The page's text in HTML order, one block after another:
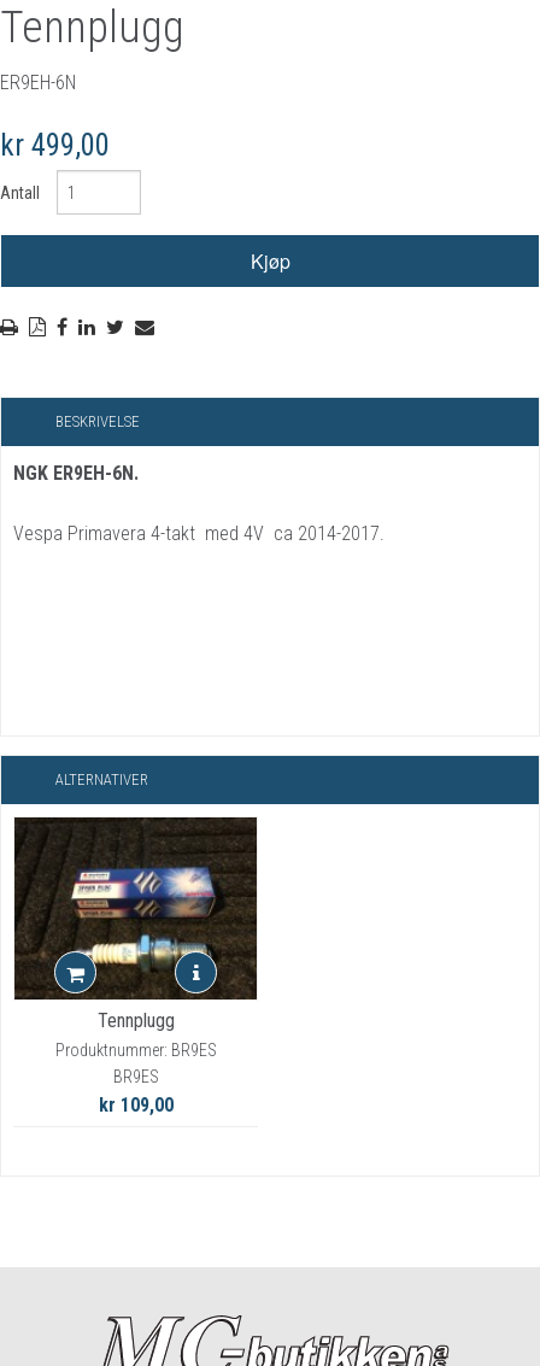
Tennplugg
ER9EH-6N
kr 499,00
Antall
BESKRIVELSE
NGK ER9EH-6N.
Vespa Primavera 4-takt med 4V ca 2014-2017.
ALTERNATIVER
Tennplugg
Produktnummer: BR9ES
BR9ES
kr 109,00